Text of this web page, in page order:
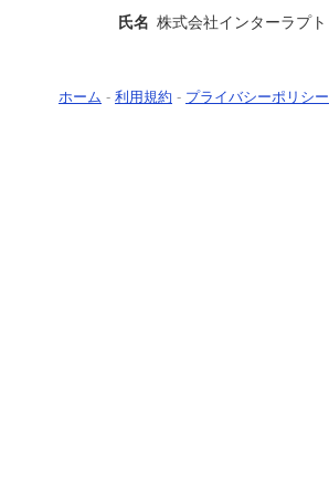
氏名 株式会社インターラプト
ホーム - 利用規約 - プライバシーポリシー